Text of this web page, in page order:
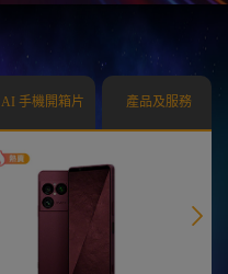
AI 手機開箱片 產品及服務